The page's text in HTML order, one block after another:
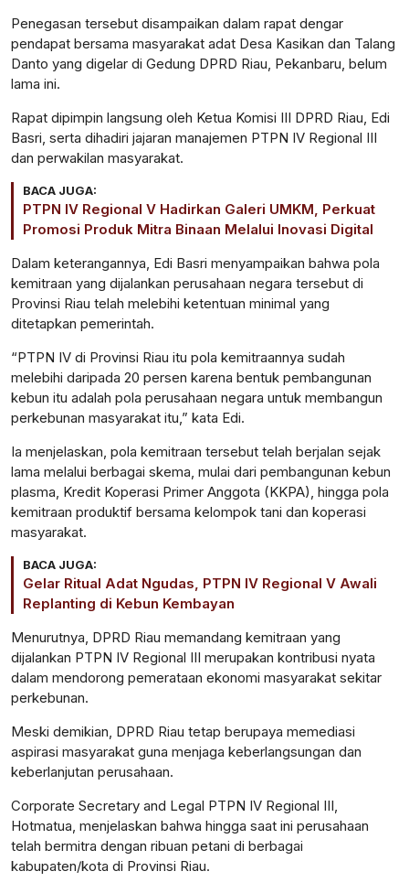
Penegasan tersebut disampaikan dalam rapat dengar
pendapat bersama masyarakat adat Desa Kasikan dan Talang
Danto yang digelar di Gedung DPRD Riau, Pekanbaru, belum
lama ini.
Rapat dipimpin langsung oleh Ketua Komisi III DPRD Riau, Edi
Basri, serta dihadiri jajaran manajemen PTPN IV Regional III
dan perwakilan masyarakat.
BACA JUGA:
PTPN IV Regional V Hadirkan Galeri UMKM, Perkuat
Promosi Produk Mitra Binaan Melalui Inovasi Digital
Dalam keterangannya, Edi Basri menyampaikan bahwa pola
kemitraan yang dijalankan perusahaan negara tersebut di
Provinsi Riau telah melebihi ketentuan minimal yang
ditetapkan pemerintah.
“PTPN IV di Provinsi Riau itu pola kemitraannya sudah
melebihi daripada 20 persen karena bentuk pembangunan
kebun itu adalah pola perusahaan negara untuk membangun
perkebunan masyarakat itu,” kata Edi.
Ia menjelaskan, pola kemitraan tersebut telah berjalan sejak
lama melalui berbagai skema, mulai dari pembangunan kebun
plasma, Kredit Koperasi Primer Anggota (KKPA), hingga pola
kemitraan produktif bersama kelompok tani dan koperasi
masyarakat.
BACA JUGA:
Gelar Ritual Adat Ngudas, PTPN IV Regional V Awali
Replanting di Kebun Kembayan
Menurutnya, DPRD Riau memandang kemitraan yang
dijalankan PTPN IV Regional III merupakan kontribusi nyata
dalam mendorong pemerataan ekonomi masyarakat sekitar
perkebunan.
Meski demikian, DPRD Riau tetap berupaya memediasi
aspirasi masyarakat guna menjaga keberlangsungan dan
keberlanjutan perusahaan.
Corporate Secretary and Legal PTPN IV Regional III,
Hotmatua, menjelaskan bahwa hingga saat ini perusahaan
telah bermitra dengan ribuan petani di berbagai
kabupaten/kota di Provinsi Riau.